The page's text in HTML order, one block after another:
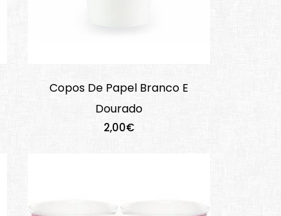
Copos De Papel Branco E
Dourado
2,00€